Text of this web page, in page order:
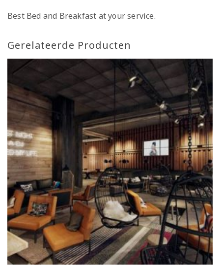
Best Bed and Breakfast at your service.
Gerelateerde Producten